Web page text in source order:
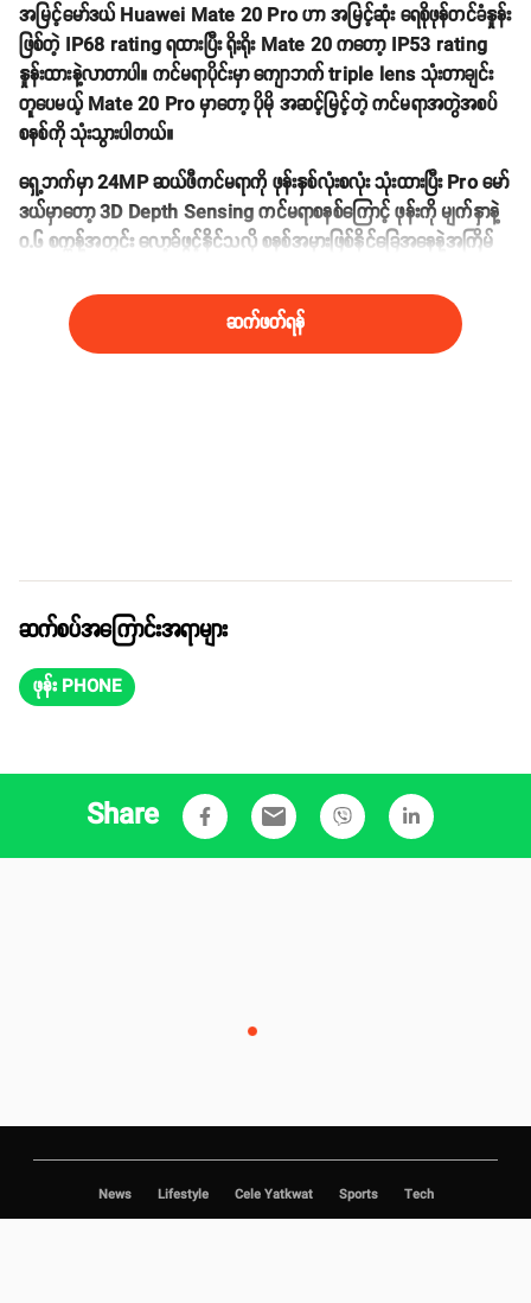
အမြင့်မော်ဒယ် Huawei Mate 20 Pro ဟာ အမြင့်ဆုံး ရေစိုဖုန်တင်ခံနှုန်း
ဖြစ်တဲ့ IP68 rating ရထားပြီး ရိုးရိုး Mate 20 ကတော့ IP53 rating
နှုန်းထားနဲ့လာတာပါ။ ကင်မရာပိုင်းမှာ ကျောဘက် triple lens သုံးတာချင်း
တူပေမယ့် Mate 20 Pro မှာတော့ ပိုမို အဆင့်မြင့်တဲ့ ကင်မရာအတွဲအစပ်
စနစ်ကို သုံးသွားပါတယ်။
ရှေ့ဘက်မှာ 24MP ဆယ်ဖီကင်မရာကို ဖုန်းနှစ်လုံးစလုံး သုံးထားပြီး Pro မော်
ဒယ်မှာတော့ 3D Depth Sensing ကင်မရာစနစ်ကြောင့် ဖုန်းကို မျက်နှာနဲ့
ဝ.၆ စက္ကန့်အတွင်း လော့ခ်ဖွင့်နိုင်သလို စနစ်အမှားဖြစ်နိုင်ခြေအနေနဲ့အကြိမ်
ဆက်ဖတ်ရန်
ဆက်စပ်အကြောင်းအရာများ
ဖုန်း PHONE
Share email
News Lifestyle Cele Yatkwat Sports Tech